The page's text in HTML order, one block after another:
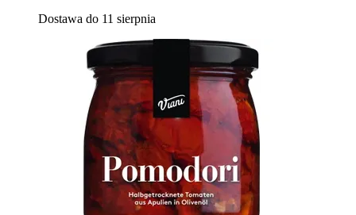
Dostawa do 11 sierpnia